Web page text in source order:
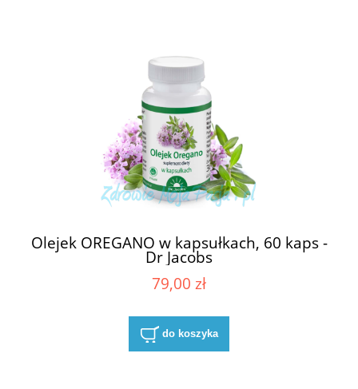
Olejek OREGANO w kapsułkach, 60 kaps -
Dr Jacobs
79,00 zł
do koszyka